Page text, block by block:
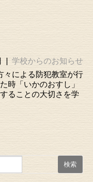
学校からのお知らせ
による防犯教室が行
時「いかのおすし」
ることの大切さを学